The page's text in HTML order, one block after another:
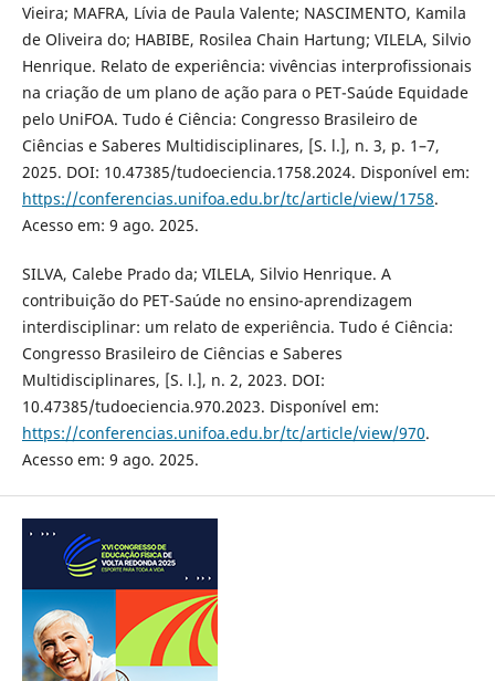
Vieira; MAFRA, Lívia de Paula Valente; NASCIMENTO, Kamila
de Oliveira do; HABIBE, Rosilea Chain Hartung; VILELA, Silvio
Henrique. Relato de experiência: vivências interprofissionais
na criação de um plano de ação para o PET-Saúde Equidade
pelo UniFOA. Tudo é Ciência: Congresso Brasileiro de
Ciências e Saberes Multidisciplinares, [S. l.], n. 3, p. 1–7,
2025. DOI: 10.47385/tudoeciencia.1758.2024. Disponível em:
https://conferencias.unifoa.edu.br/tc/article/view/1758.
Acesso em: 9 ago. 2025.
SILVA, Calebe Prado da; VILELA, Silvio Henrique. A
contribuição do PET-Saúde no ensino-aprendizagem
interdisciplinar: um relato de experiência. Tudo é Ciência:
Congresso Brasileiro de Ciências e Saberes
Multidisciplinares, [S. l.], n. 2, 2023. DOI:
10.47385/tudoeciencia.970.2023. Disponível em:
https://conferencias.unifoa.edu.br/tc/article/view/970.
Acesso em: 9 ago. 2025.